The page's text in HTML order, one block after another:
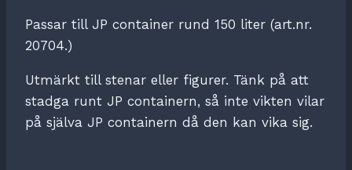
Passar till JP container rund 150 liter (art.nr.
20704.)
Utmärkt till stenar eller figurer. Tänk på att
stadga runt JP containern, så inte vikten vilar
på själva JP containern då den kan vika sig.